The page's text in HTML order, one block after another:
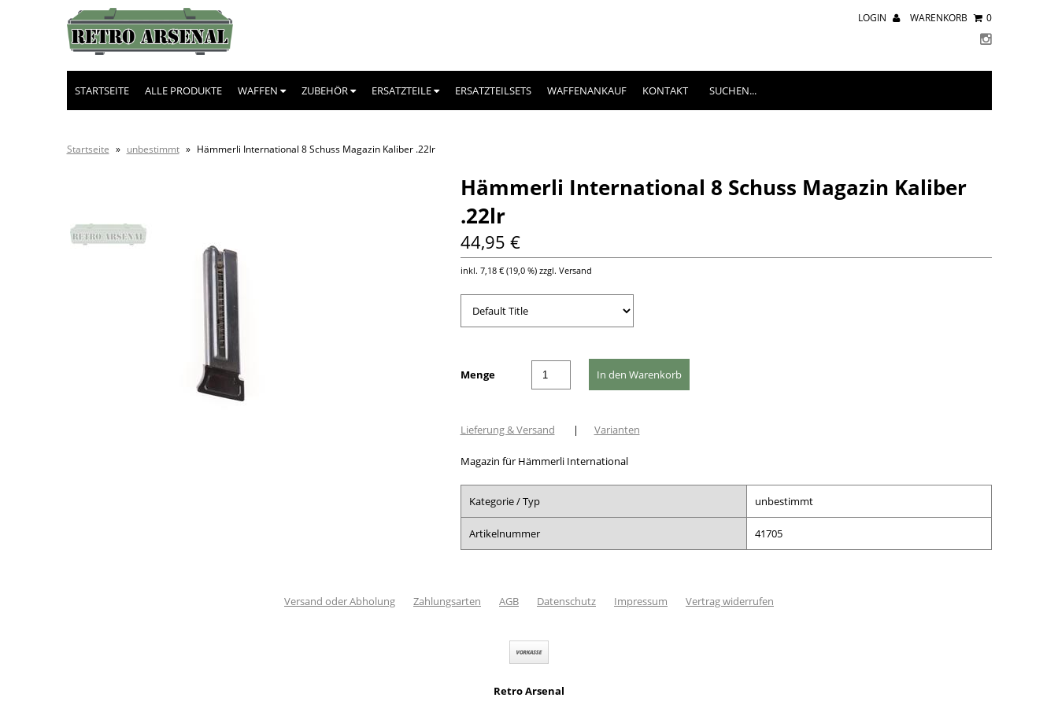
LOGIN WARENKORB 0
STARTSEITE ALLE PRODUKTE WAFFEN ZUBEHÖR ERSATZTEILE ERSATZTEILSETS WAFFENANKAUF KONTAKT
Startseite » unbestimmt » Hämmerli International 8 Schuss Magazin Kaliber .22lr
Hämmerli International 8 Schuss Magazin Kaliber
.22lr
44,95 €
inkl. 7,18 €(19,0 %) zzgl. Versand
Menge
Lieferung & Versand | Varianten
Magazin für Hämmerli International
Kategorie / Typ unbestimmt
Artikelnummer 41705
Versand oder Abholung Zahlungsarten AGB Datenschutz Impressum Vertrag widerrufen
Retro Arsenal